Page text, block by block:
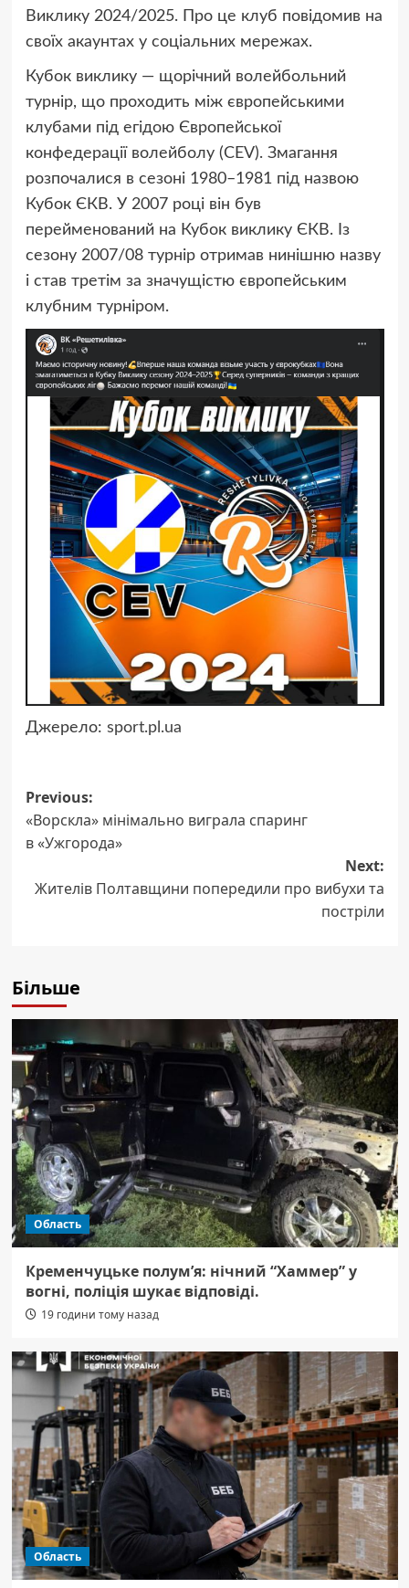
Виклику 2024/2025. Про це клуб повідомив на
своїх акаунтах у соціальних мережах.
Кубок виклику — щорічний волейбольний
турнір, що проходить між європейськими
клубами під егідою Європейської
конфедерації волейболу (CEV). Змагання
розпочалися в сезоні 1980–1981 під назвою
Кубок ЄКВ. У 2007 році він був
перейменований на Кубок виклику ЄКВ. Із
сезону 2007/08 турнір отримав нинішню назву
і став третім за значущістю європейським
клубним турніром.
Джерело: sport.pl.ua
Post
navigation
Previous:
«Ворскла» мінімально виграла спаринг
в «Ужгорода»
Next:
Жителів Полтавщини попередили про вибухи та
постріли
Більше
Область
Кременчуцьке полум’я: нічний “Хаммер” у
вогні, поліція шукає відповіді.
19 години тому назад
Область